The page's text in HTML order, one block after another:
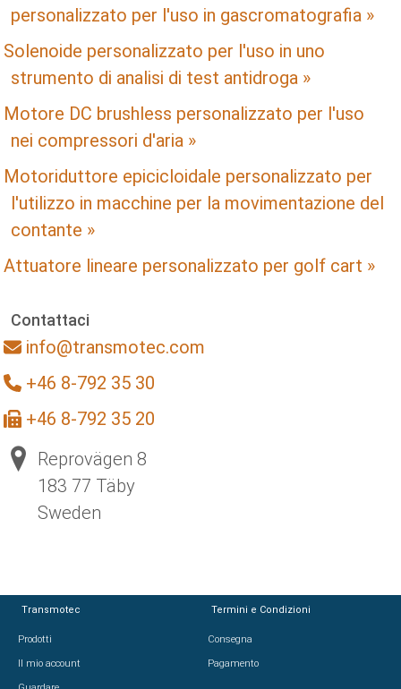
personalizzato per l'uso in gascromatografia »
Solenoide personalizzato per l'uso in uno
strumento di analisi di test antidroga »
Motore DC brushless personalizzato per l'uso
nei compressori d'aria »
Motoriduttore epicicloidale personalizzato per
l'utilizzo in macchine per la movimentazione del
contante »
Attuatore lineare personalizzato per golf cart »
Contattaci
info@transmotec.com
+46 8-792 35 30
+46 8-792 35 20
Reprovägen 8
183 77 Täby
Sweden
Transmotec
Prodotti
Il mio account
Termini e Condizioni
Consegna
Pagamento